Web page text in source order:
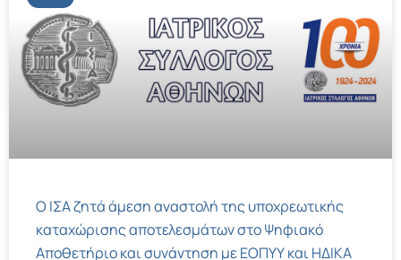
Ο ΙΣΑ ζητά άμεση αναστολή της υποχρεωτικής
καταχώρισης αποτελεσμάτων στο Ψηφιακό
Αποθετήριο και συνάντηση με ΕΟΠΥΥ και ΗΔΙΚΑ